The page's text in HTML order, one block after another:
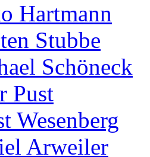
Hartmann
Stubbe
Schöneck
Pust
Wesenberg
Arweiler